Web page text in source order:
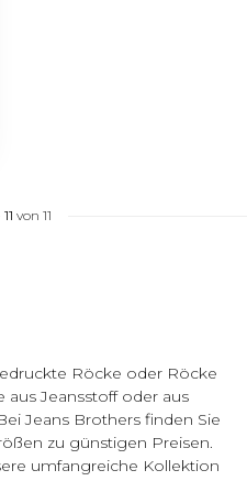
11 von 11
Röcke oder Röcke
aus Jeansstoff oder aus
Jeans Brothers finden Sie
zu günstigen Preisen.
umfangreiche Kollektion